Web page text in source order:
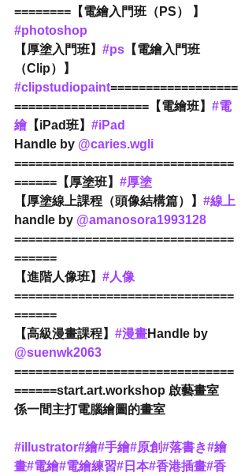
========【電繪入門班（PS） 】
#photoshop
【厚塗入門班】 #ps 【電繪入門班
（Clip）】
#clipstudiopaint==================
===================【電繪班】 #電
繪【iPad班】 #iPad
Handle by @caries.wgli
===============================
======【厚塗班】 #厚塗
【厚塗線上課程（頭像結構篇）】 #線上
handle by @amanosora1993128
===============================
======
【進階人像班】 #人像
===============================
======
【高級漫畫課程】 #漫畫Handle by
@suenwk2063
===============================
======start.art.workshop 啟藝畫室
係一間主打電腦繪圖的畫室
#illustrator#繪#手繪#原創#落書き#繪
畫#電繪#電繪練習#日本#香港插畫#香